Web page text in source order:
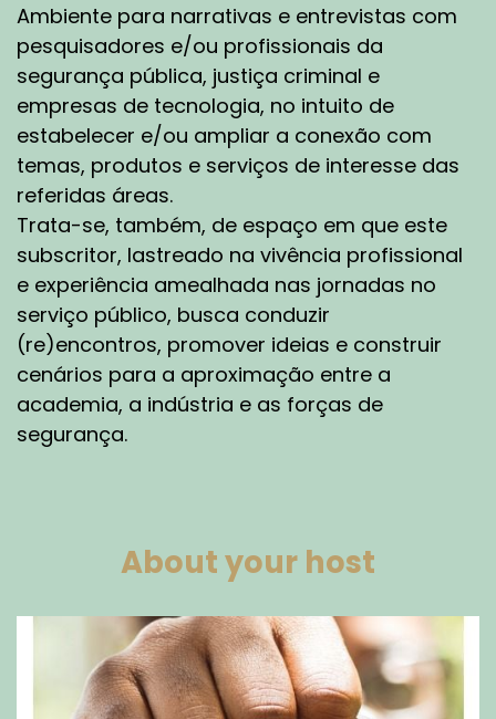
Ambiente para narrativas e entrevistas com
pesquisadores e/ou profissionais da
segurança pública, justiça criminal e
empresas de tecnologia, no intuito de
estabelecer e/ou ampliar a conexão com
temas, produtos e serviços de interesse das
referidas áreas.
Trata-se, também, de espaço em que este
subscritor, lastreado na vivência profissional
e experiência amealhada nas jornadas no
serviço público, busca conduzir
(re)encontros, promover ideias e construir
cenários para a aproximação entre a
academia, a indústria e as forças de
segurança.
About your host